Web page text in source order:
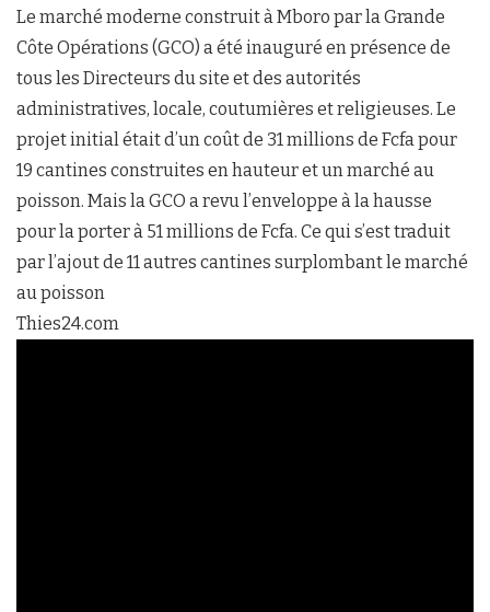
Le marché moderne construit à Mboro par la Grande
Côte Opérations (GCO) a été inauguré en présence de
tous les Directeurs du site et des autorités
administratives, locale, coutumières et religieuses. Le
projet initial était d’un coût de 31 millions de Fcfa pour
19 cantines construites en hauteur et un marché au
poisson. Mais la GCO a revu l’enveloppe à la hausse
pour la porter à 51 millions de Fcfa. Ce qui s’est traduit
par l’ajout de 11 autres cantines surplombant le marché
au poisson
Thies24.com